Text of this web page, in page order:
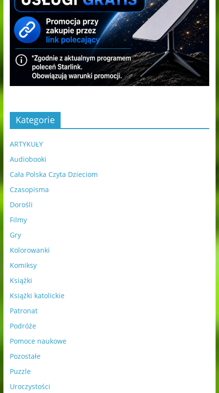
Kategorie
ARTYKUŁY
Audiobooki
Cała Polska Czyta Dzieciom
Czasopisma
Dorośli
Filmy
Gry
Kolorowanki
Komiksy
Książki
Książki katolickie
Patronat
Podróże
Pomoce naukowe
Pozostałe
Puzzle
Uroczystości